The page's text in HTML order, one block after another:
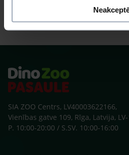
SIA ZOO Centrs, LV40003622166,
Vienības gatve 109, Rīga, Latvija,
P. 10:00-20:00 / S.SV. 10:00-16:00